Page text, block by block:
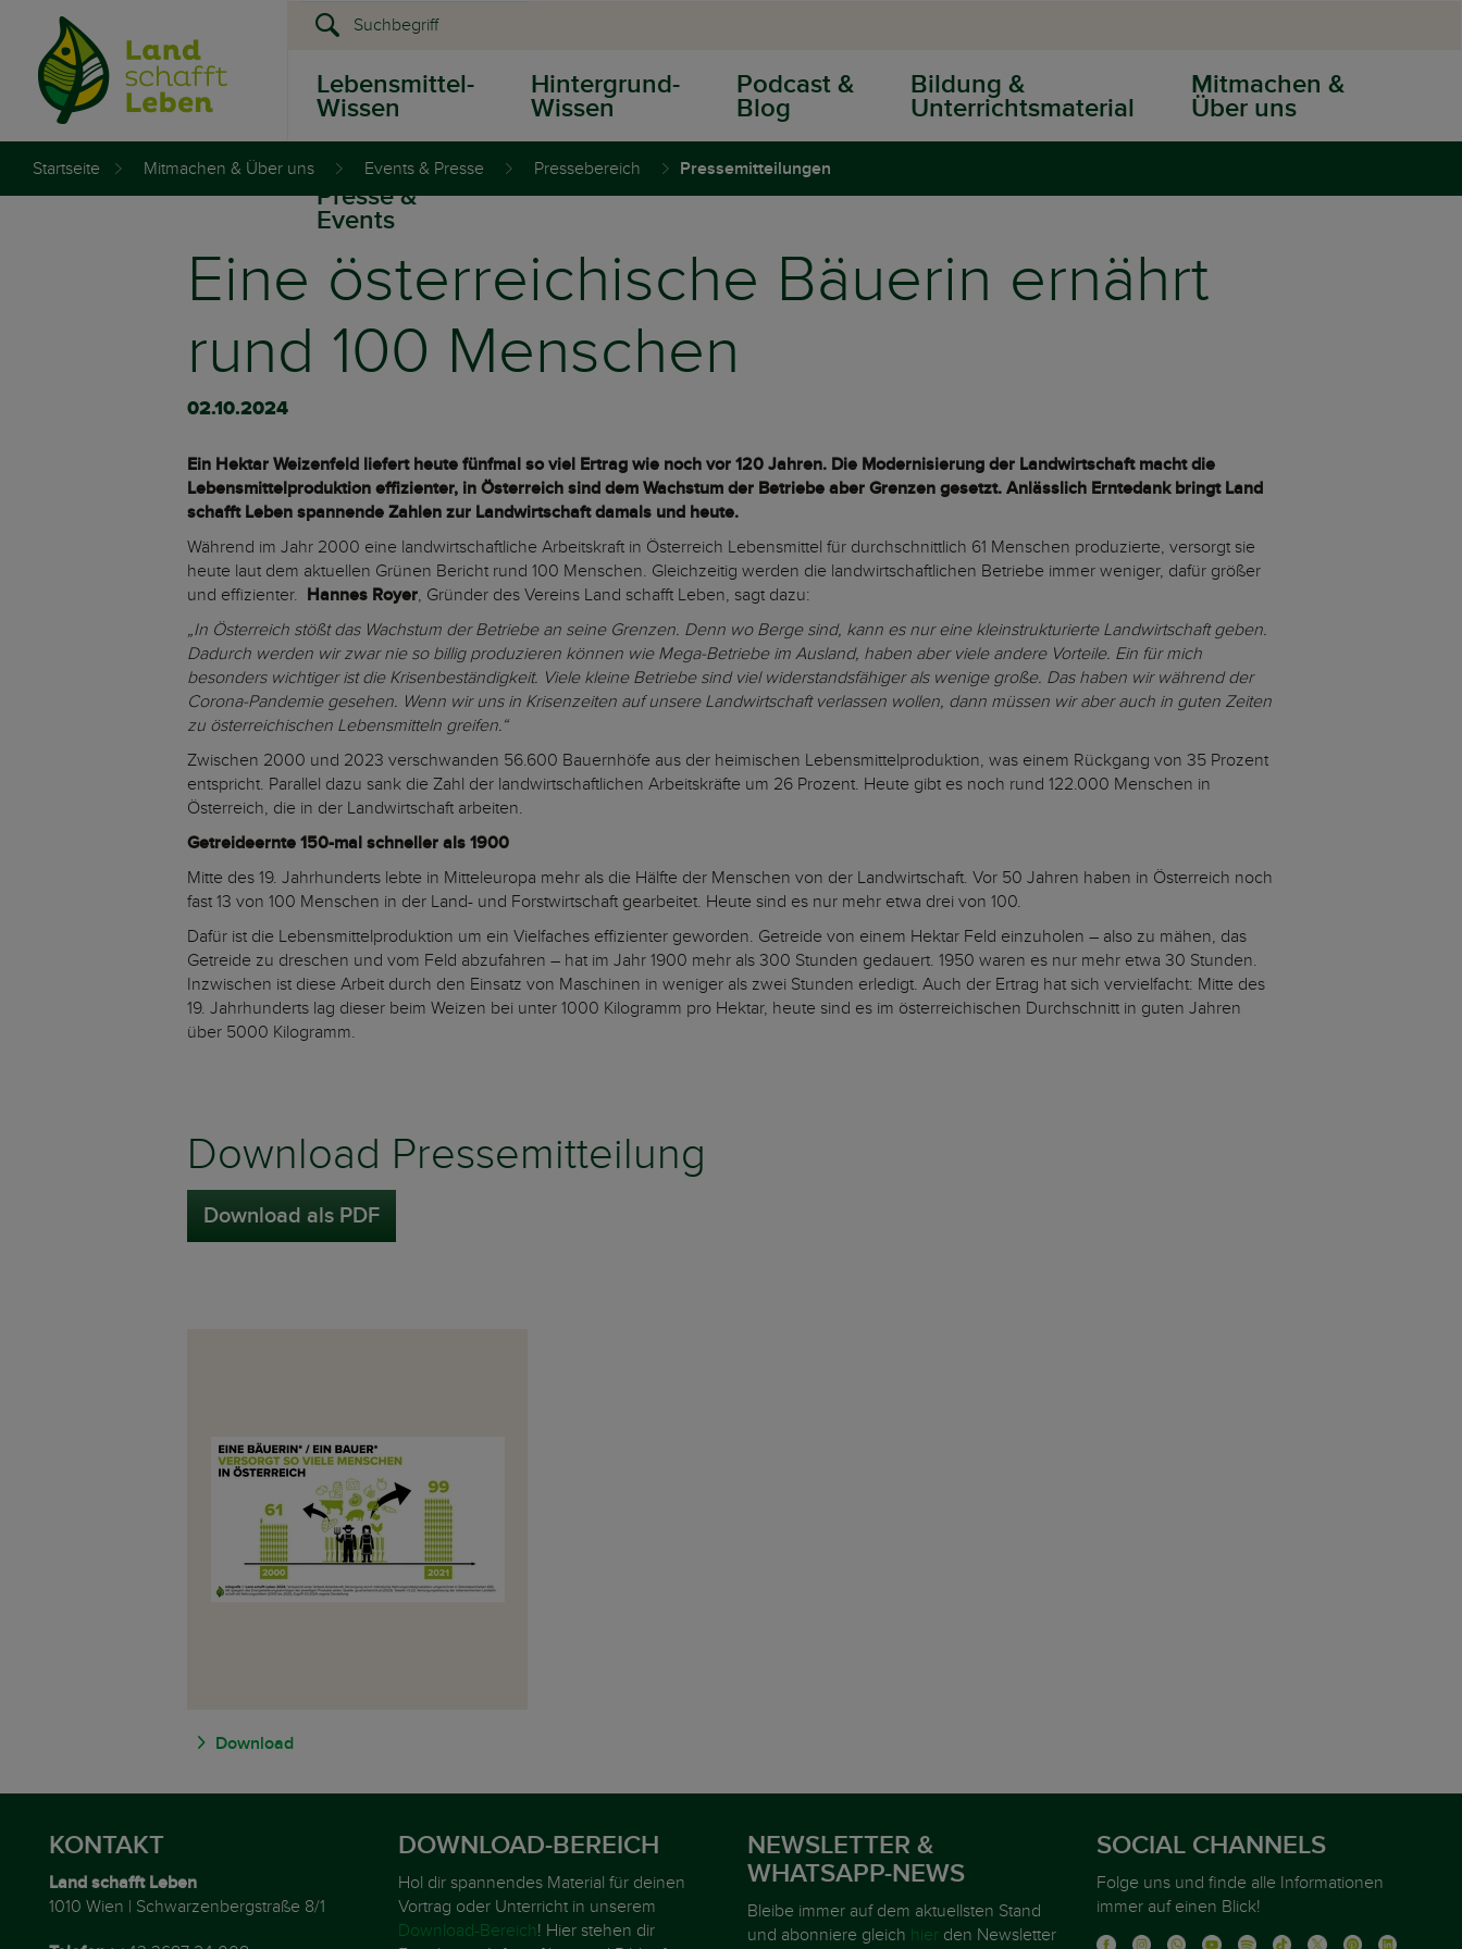
Lebensmittel-
Wissen
Hintergrund-
Wissen
Podcast &
Blog
Bildung &
Unterrichtsmaterial
Mitmachen &
Über uns
Presse &
Events
Startseite Mitmachen & Über uns Events & Presse Pressebereich Pressemitteilungen
Eine österreichische Bäuerin ernährt
rund 100 Menschen
02.10.2024
Ein Hektar Weizenfeld liefert heute fünfmal so viel Ertrag wie noch vor 120 Jahren. Die Modernisierung der Landwirtschaft macht die
Lebensmittelproduktion effizienter, in Österreich sind dem Wachstum der Betriebe aber Grenzen gesetzt. Anlässlich Erntedank bringt Land
schafft Leben spannende Zahlen zur Landwirtschaft damals und heute.
Während im Jahr 2000 eine landwirtschaftliche Arbeitskraft in Österreich Lebensmittel für durchschnittlich 61 Menschen produzierte, versorgt sie
heute laut dem aktuellen Grünen Bericht rund 100 Menschen. Gleichzeitig werden die landwirtschaftlichen Betriebe immer weniger, dafür größer
und effizienter. Hannes Royer, Gründer des Vereins Land schafft Leben, sagt dazu:
„In Österreich stößt das Wachstum der Betriebe an seine Grenzen. Denn wo Berge sind, kann es nur eine kleinstrukturierte Landwirtschaft geben.
Dadurch werden wir zwar nie so billig produzieren können wie Mega-Betriebe im Ausland, haben aber viele andere Vorteile. Ein für mich
besonders wichtiger ist die Krisenbeständigkeit. Viele kleine Betriebe sind viel widerstandsfähiger als wenige große. Das haben wir während der
Corona-Pandemie gesehen. Wenn wir uns in Krisenzeiten auf unsere Landwirtschaft verlassen wollen, dann müssen wir aber auch in guten Zeiten
zu österreichischen Lebensmitteln greifen.“
Zwischen 2000 und 2023 verschwanden 56.600 Bauernhöfe aus der heimischen Lebensmittelproduktion, was einem Rückgang von 35 Prozent
entspricht. Parallel dazu sank die Zahl der landwirtschaftlichen Arbeitskräfte um 26 Prozent. Heute gibt es noch rund 122.000 Menschen in
Österreich, die in der Landwirtschaft arbeiten.
Getreideernte 150-mal schneller als 1900
Mitte des 19. Jahrhunderts lebte in Mitteleuropa mehr als die Hälfte der Menschen von der Landwirtschaft. Vor 50 Jahren haben in Österreich noch
fast 13 von 100 Menschen in der Land- und Forstwirtschaft gearbeitet. Heute sind es nur mehr etwa drei von 100.
Dafür ist die Lebensmittelproduktion um ein Vielfaches effizienter geworden. Getreide von einem Hektar Feld einzuholen – also zu mähen, das
Getreide zu dreschen und vom Feld abzufahren – hat im Jahr 1900 mehr als 300 Stunden gedauert. 1950 waren es nur mehr etwa 30 Stunden.
Inzwischen ist diese Arbeit durch den Einsatz von Maschinen in weniger als zwei Stunden erledigt. Auch der Ertrag hat sich vervielfacht: Mitte des
19. Jahrhunderts lag dieser beim Weizen bei unter 1000 Kilogramm pro Hektar, heute sind es im österreichischen Durchschnitt in guten Jahren
über 5000 Kilogramm.
Download Pressemitteilung
Download als PDF
Download
KONTAKT
Land schafft Leben
1010 Wien | Schwarzenbergstraße 8/1
DOWNLOAD-BEREICH
Hol dir spannendes Material für deinen
Vortrag oder Unterricht in unserem
Download-Bereich! Hier stehen dir
NEWSLETTER &
WHATSAPP-NEWS
Bleibe immer auf dem aktuellsten Stand
und abonniere gleich hier den Newsletter
SOCIAL CHANNELS
Folge uns und finde alle Informationen
immer auf einen Blick!